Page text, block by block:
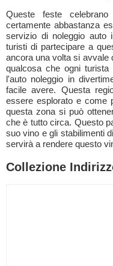
Queste feste
certamente abbastanza
servizio di noleggio auto
turisti di partecipare a
ancora una volta si avvale
qualcosa che ogni
l'auto noleggio in
facile avere. Questa
essere esplorato e come
questa zona si può
che è tutto circa. Questo
suo vino e gli stabilimenti
servirà a rendere questo
Collezione